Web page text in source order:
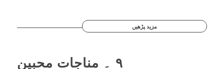
مزید پڑھیں
۹ ۔ مناجات محبین